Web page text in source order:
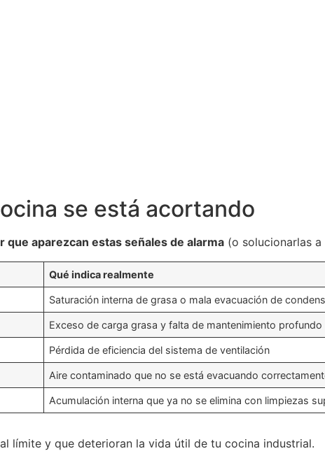
se está acortando
aparezcan estas señales de alarma (o solucionarlas
Qué indica realmente
Saturación interna de grasa o mala evacuación de
Exceso de carga grasa y falta de mantenimiento profundo
Pérdida de eficiencia del sistema de ventilación
Aire contaminado que no se está evacuando
Acumulación interna que ya no se elimina con limpiezas
límite y que deterioran la vida útil de tu cocina industrial.